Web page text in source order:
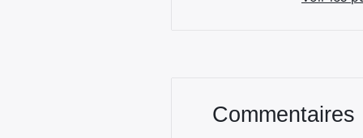
Commentaires